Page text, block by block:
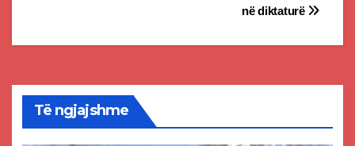
në diktaturë
Të ngjajshme